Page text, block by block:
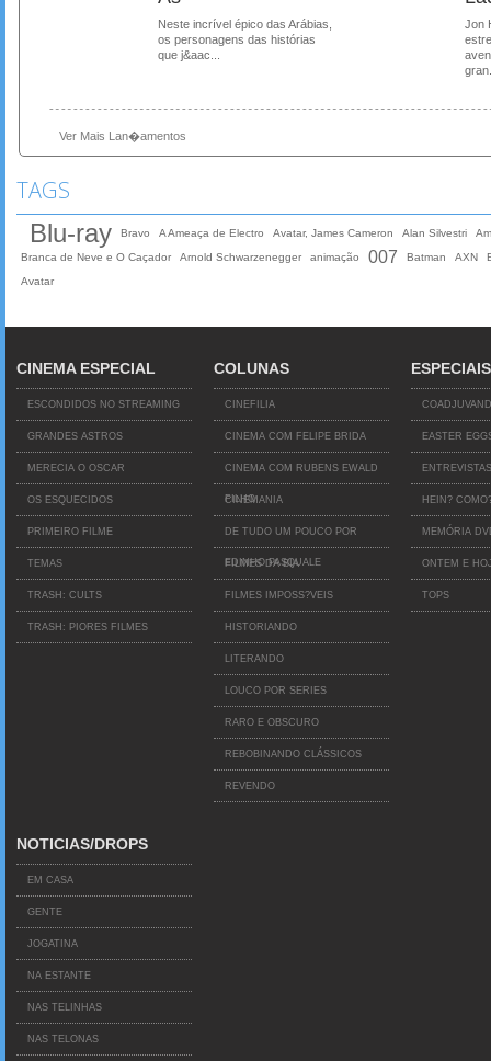
Neste incrível épico das Arábias,
os personagens das histórias
que j&aac...
Jon
Ver Mais Lan�amentos
TAGS
Blu-ray
Bravo A Ameaça de Electro Avatar, James Cameron Alan Silvestri
Branca de Neve e O Caçador
Arnold Schwarzenegger animação 007 Batman AXN
Avatar
CINEMA ESPECIAL
ESCONDIDOS NO STREAMING
GRANDES ASTROS
MERECIA O OSCAR
OS ESQUECIDOS
PRIMEIRO FILME
TEMAS
TRASH: CULTS
TRASH: PIORES FILMES
COLUNAS
CINEFILIA
CINEMA COM FELIPE BRIDA
CINEMA COM RUBENS EWALD
FILHO
CINEMANIA
DE TUDO UM POUCO POR
EDINHO PASQUALE
FILMES DA BIA
FILMES IMPOSS?VEIS
HISTORIANDO
LITERANDO
LOUCO POR SERIES
RARO E OBSCURO
REBOBINANDO CLÁSSICOS
REVENDO
ESPECIAIS
EASTER
ENTREVISTAS
HEIN?
MEMÓRIA
ONTEM E
TOPS
NOTICIAS/DROPS
EM CASA
GENTE
JOGATINA
NA ESTANTE
NAS TELINHAS
NAS TELONAS